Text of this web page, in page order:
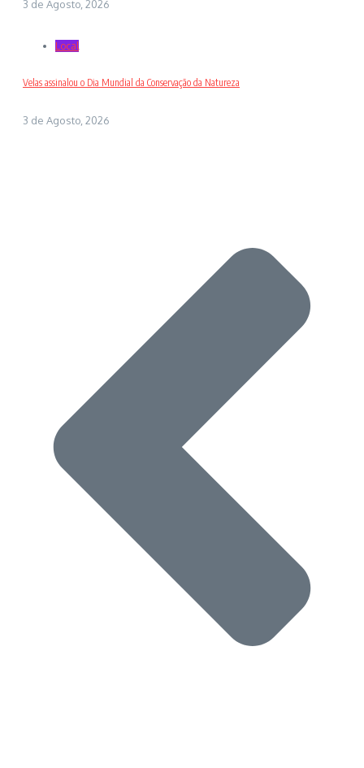
3 de Agosto, 2026
Local
Velas assinalou o Dia Mundial da Conservação da Natureza
3 de Agosto, 2026